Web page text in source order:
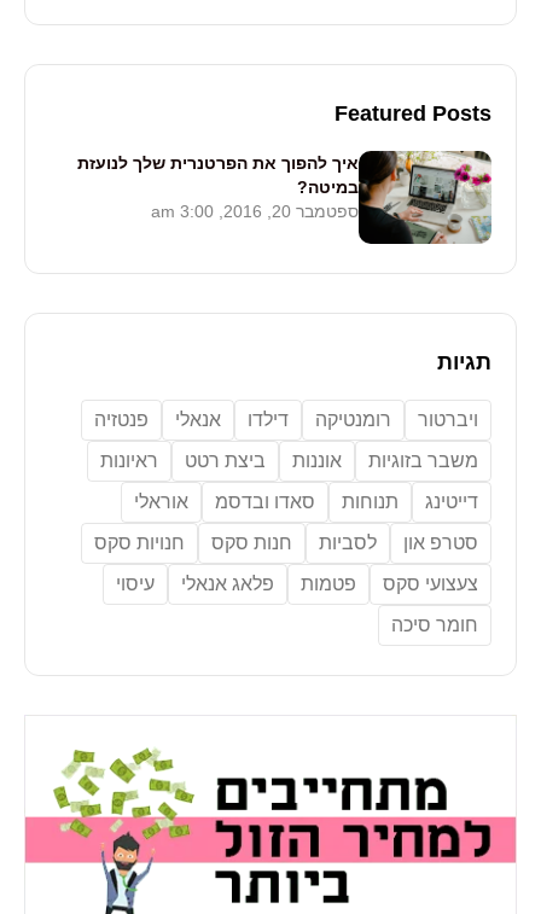
Featured Posts
איך להפוך את הפרטנרית שלך לנועזת
במיטה?
ספטמבר 20, 2016, 3:00 am
תגיות
ויברטור רומנטיקה דילדו אנאלי
פנטזיה
משבר בזוגיות
אוננות ביצת רטט
ראיונות
דייטינג
תנוחות סאדו ובדסמ
אוראלי
סטרפ און
לסביות חנות סקס
חנויות סקס
צעצועי סקס
פטמות פלאג אנאלי
עיסוי
חומר סיכה